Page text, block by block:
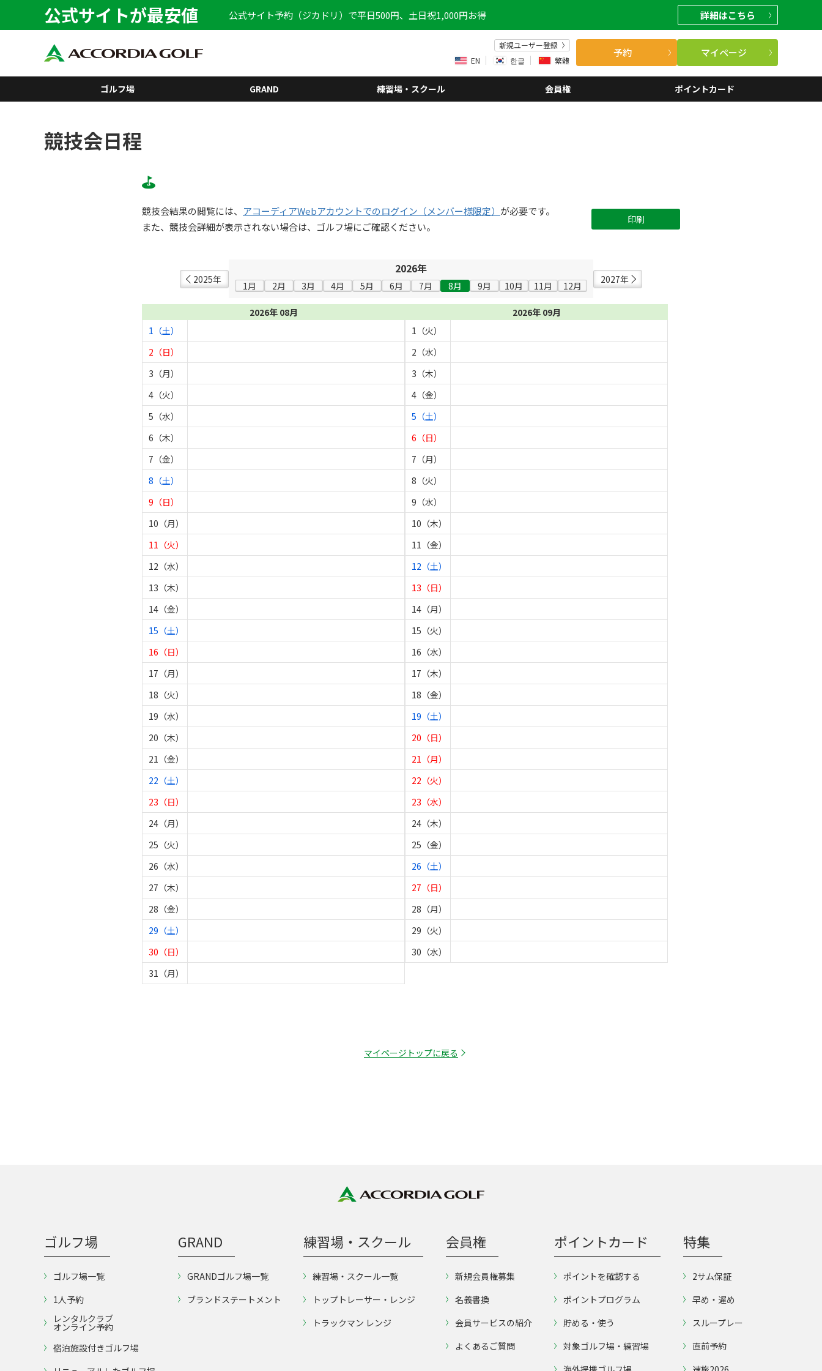
公式サイトが最安値 公式サイト予約（ジカドリ）で平日500円、土日祝1,000円お得 詳細はこちら
新規ユーザー登録
EN
한글 繁體
予約 マイページ
ゴルフ場 GRAND 練習場・スクール 会員権 ポイントカード
競技会日程
競技会結果の閲覧には、 アコーディアWebアカウントでのログイン（メンバー様限定） が必要です。
また、競技会詳細が表示されない場合は、ゴルフ場にご確認ください。
印刷
2025年
2026年
1月 2月 3月 4月 5月 6月 7月 8月 9月 10月 11月 12月
2027年
2026年 08月
1（土）
2（日）
3（月）
4（火）
5（水）
6（木）
7（金）
8（土）
9（日）
10（月）
11（火）
12（水）
13（木）
14（金）
15（土）
16（日）
17（月）
18（火）
19（水）
20（木）
21（金）
22（土）
23（日）
24（月）
25（火）
26（水）
27（木）
28（金）
29（土）
30（日）
31（月）
2026年 09月
1（火）
2（水）
3（木）
4（金）
5（土）
6（日）
7（月）
8（火）
9（水）
10（木）
11（金）
12（土）
13（日）
14（月）
15（火）
16（水）
17（木）
18（金）
19（土）
20（日）
21（月）
22（火）
23（水）
24（木）
25（金）
26（土）
27（日）
28（月）
29（火）
30（水）
マイページトップに戻る
ゴルフ場
ゴルフ場一覧
1人予約
レンタルクラブ
オンライン予約
宿泊施設付きゴルフ場
GRAND
GRANDゴルフ場一覧
ブランドステートメント
練習場・スクール
練習場・スクール一覧
トップトレーサー・レンジ
トラックマン レンジ
会員権
新規会員権募集
名義書換
会員サービスの紹介
よくあるご質問
ポイントカード
ポイントを確認する
ポイントプログラム
貯める・使う
対象ゴルフ場・練習場
特集
2サム保証
早め・遅め
スループレー
直前予約